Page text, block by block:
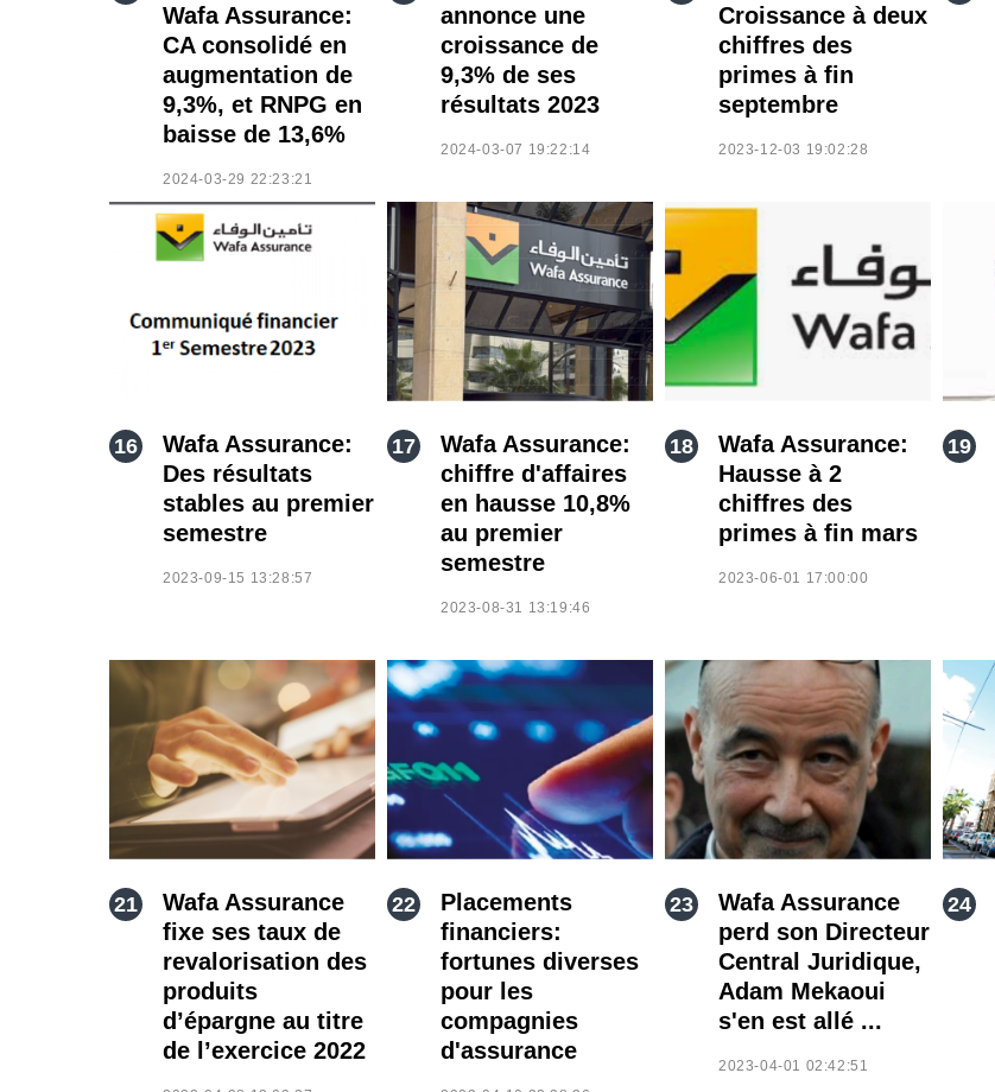
Wafa Assurance:
CA consolidé en
augmentation de
9,3%, et RNPG en
baisse de 13,6%
2024-03-29 22:23:21
annonce une
croissance de
9,3% de ses
résultats 2023
2024-03-07 19:22:14
Croissance à deux
chiffres des
primes à fin
septembre
2023-12-03 19:02:28
Wafa Assurance:
Des résultats
stables au premier
semestre
2023-09-15 13:28:57
Wafa Assurance:
chiffre d'affaires
en hausse 10,8%
au premier
semestre
2023-08-31 13:19:46
Wafa Assurance:
Hausse à 2
chiffres des
primes à fin mars
2023-06-01 17:00:00
Wafa Assurance
fixe ses taux de
revalorisation des
produits
d’épargne au titre
de l’exercice 2022
Placements
financiers:
fortunes diverses
pour les
compagnies
d'assurance
Wafa Assurance
perd son Directeur
Central Juridique,
Adam Mekaoui
s'en est allé ...
2023-04-01 02:42:51